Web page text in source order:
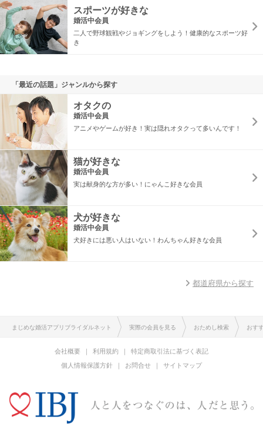
スポーツが好きな
婚活中会員
二人で野球観戦やジョギングをしよう！健康的なスポーツ好
き
「最近の話題」ジャンルから探す
オタクの
婚活中会員
アニメやゲームが好き！実は隠れオタクって多いんです！
猫が好きな
婚活中会員
実は献身的な方が多い！にゃんこ好きな会員
犬が好きな
婚活中会員
犬好きには悪い人はいない！わんちゃん好きな会員
都道府県から探す
まじめな婚活アプリブライダルネット 実際の会員を見る おためし検索 おす
会社概要 利用規約
特定商取引法に基づく表記
個人情報保護方針
お問合せ サイトマップ